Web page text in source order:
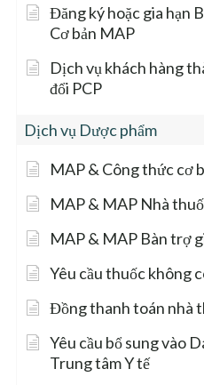
Đăng ký hoặc gia hạn
Cơ bản MAP
Dịch vụ khách hàng
đổi PCP
Dịch vụ Dược phẩm
MAP & Công thức cơ
MAP & MAP Nhà
MAP & MAP Bàn trợ
Yêu cầu thuốc không
Đồng thanh toán nhà
Yêu cầu bổ sung vào
Trung tâm Y tế